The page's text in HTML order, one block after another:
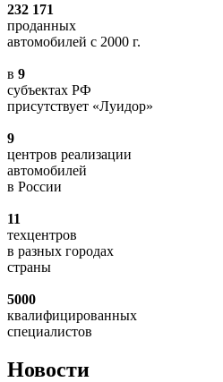
232 171
проданных
автомобилей с 2000 г.
в 9
субъектах РФ
присутствует «Луидор»
9
центров реализации
автомобилей
в России
11
техцентров
в разных городах
страны
5000
квалифицированных
специалистов
Новости